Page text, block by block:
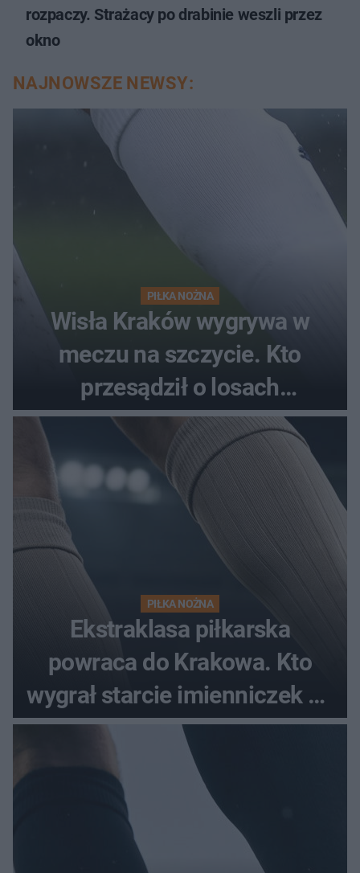
rozpaczy. Strażacy po drabinie weszli przez
okno
NAJNOWSZE NEWSY:
PIŁKA NOŻNA
Wisła Kraków wygrywa w
meczu na szczycie. Kto
przesądził o losach
spotkania?
PIŁKA NOŻNA
Ekstraklasa piłkarska
powraca do Krakowa. Kto
wygrał starcie imienniczek na
pełnym stadionie